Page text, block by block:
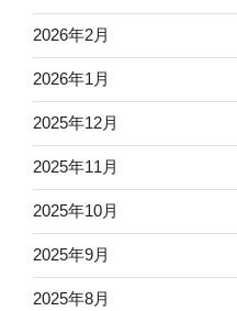
2026年2月
2026年1月
2025年12月
2025年11月
2025年10月
2025年9月
2025年8月